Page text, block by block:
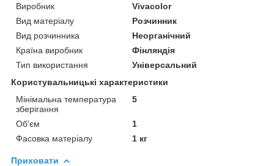
Виробник
Vivacolor
Вид матеріалу
Розчинник
Вид розчинника
Неорганічний
Країна виробник
Фінляндія
Тип використання
Універсальний
Користувальницькі характеристики
Мінімальна температура
зберігання
5
Об'єм
1
Фасовка матеріалу
1 кг
Приховати